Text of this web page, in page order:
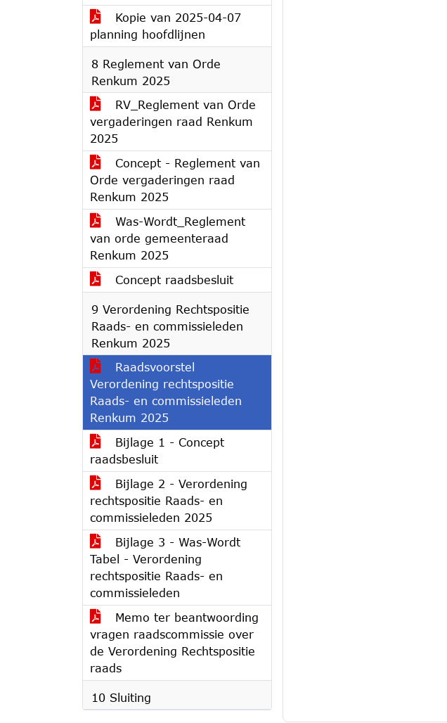
Kopie van 2025-04-07
planning hoofdlijnen
8 Reglement van Orde
Renkum 2025
RV_Reglement van Orde
vergaderingen raad Renkum
2025
Concept - Reglement van
Orde vergaderingen raad
Renkum 2025
Was-Wordt_Reglement
van orde gemeenteraad
Renkum 2025
Concept raadsbesluit
9 Verordening Rechtspositie
Raads- en commissieleden
Renkum 2025
Raadsvoorstel
Verordening rechtspositie
Raads- en commissieleden
Renkum 2025
Bijlage 1 - Concept
raadsbesluit
Bijlage 2 - Verordening
rechtspositie Raads- en
commissieleden 2025
Bijlage 3 - Was-Wordt
Tabel - Verordening
rechtspositie Raads- en
commissieleden
Memo ter beantwoording
vragen raadscommissie over
de Verordening Rechtspositie
raads
10 Sluiting